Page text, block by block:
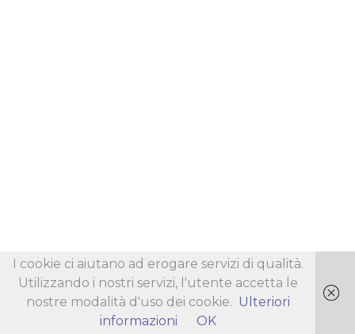
I cookie ci aiutano ad erogare servizi di qualità.
Utilizzando i nostri servizi, l'utente accetta le
nostre modalità d'uso dei cookie. Ulteriori
informazioni
OK